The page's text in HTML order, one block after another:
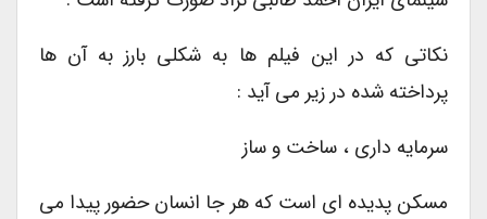
نکاتی که در این فیلم ها به شکلی بارز به آن ها
پرداخته شده در زیر می آید :
سرمایه داری ، ساخت و ساز
مسکن پدیده ای است که هر جا انسان حضور پیدا می